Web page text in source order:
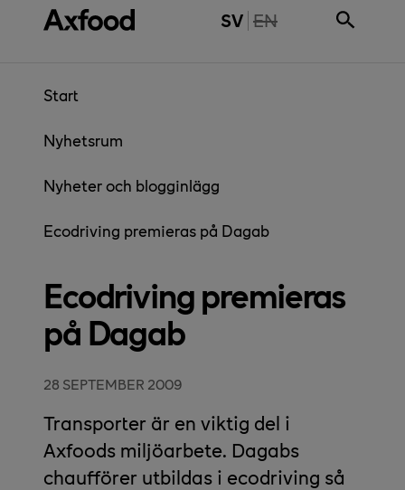
Gå direkt till innehåll SV THE PAGE IS NOT
EN
Start
Nyhetsrum
Nyheter och blogginlägg
Ecodriving premieras på Dagab
Ecodriving premieras
på Dagab
28 SEPTEMBER 2009
Transporter är en viktig del i
Axfoods miljöarbete. Dagabs
chaufförer utbildas i ecodriving så